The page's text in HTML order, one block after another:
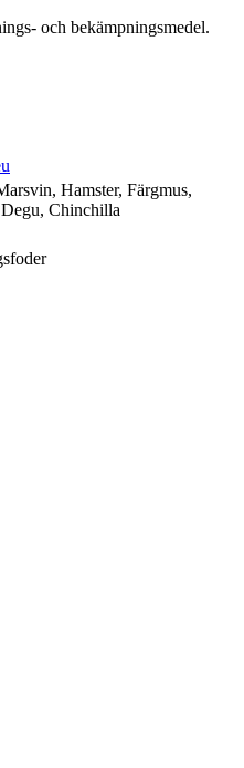
och bekämpningsmedel.
Hamster, Färgmus,
Chinchilla